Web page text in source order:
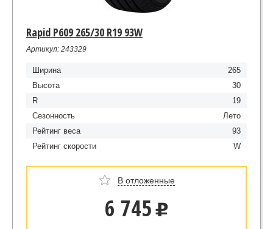
Rapid P609 265/30 R19 93W
Артикул: 243329
Ширина
265
Высота
30
R
19
Сезонность
Лето
Рейтинг веса
93
Рейтинг скорости
W
В отложенные
6 745 u